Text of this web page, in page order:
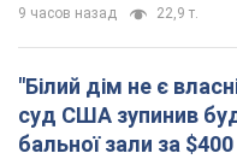
9 часов назад 22,9 т.
"Білий дім не є
суд США зупинив
бальної зали за